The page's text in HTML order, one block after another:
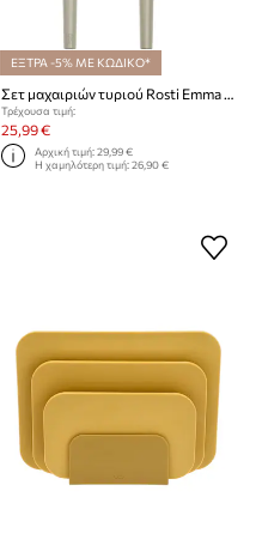
ΕΞΤΡΑ -5% ΜΕ ΚΩΔΙΚΟ*
Σετ μαχαιριών τυριού Rosti Emma 2-pack
Τρέχουσα τιμή:
25,99 €
Αρχική τιμή:29,99 €
Η χαμηλότερη τιμή:26,90 €